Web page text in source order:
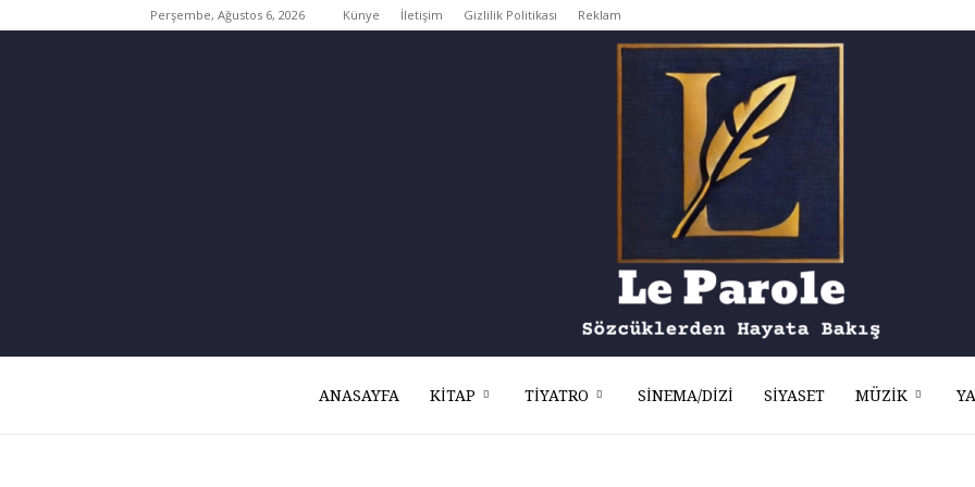
Perşembe, Ağustos 6, 2026 Künye İletişim Gizlilik Politikası Reklam
ANASAYFA KITAP TIYATRO SINEMA/DIZI SIYASET MÜZIK